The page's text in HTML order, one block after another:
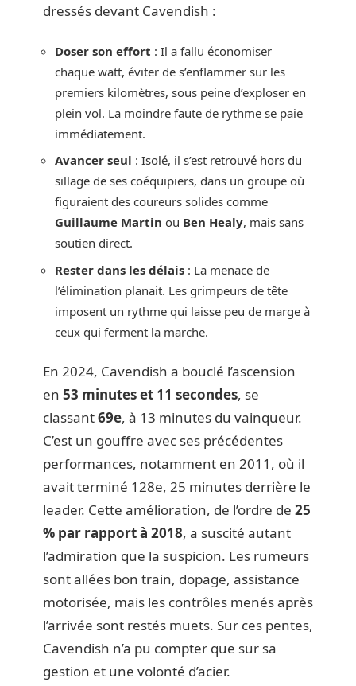
dressés devant Cavendish :
Doser son effort : Il a fallu économiser
chaque watt, éviter de s’enflammer sur les
premiers kilomètres, sous peine d’exploser en
plein vol. La moindre faute de rythme se paie
immédiatement.
Avancer seul : Isolé, il s’est retrouvé hors du
sillage de ses coéquipiers, dans un groupe où
figuraient des coureurs solides comme
Guillaume Martin ou Ben Healy, mais sans
soutien direct.
Rester dans les délais : La menace de
l’élimination planait. Les grimpeurs de tête
imposent un rythme qui laisse peu de marge à
ceux qui ferment la marche.
En 2024, Cavendish a bouclé l’ascension
en 53 minutes et 11 secondes, se
classant69e, à 13 minutes du vainqueur.
C’est un gouffre avec ses précédentes
performances, notamment en 2011, où il
avait terminé 128e, 25 minutes derrière le
leader. Cette amélioration, de l’ordre de 25
% par rapport à 2018, a suscité autant
l’admiration que la suspicion. Les rumeurs
sont allées bon train, dopage, assistance
motorisée, mais les contrôles menés après
l’arrivée sont restés muets. Sur ces pentes,
Cavendish n’a pu compter que sur sa
gestion et une volonté d’acier.